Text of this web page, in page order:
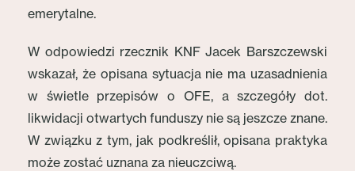
emerytalne.
W odpowiedzi rzecznik KNF Jacek Barszczewski
wskazał, że opisana sytuacja nie ma uzasadnienia
w świetle przepisów o OFE, a szczegóły dot.
likwidacji otwartych funduszy nie są jeszcze znane.
W związku z tym, jak podkreślił, opisana praktyka
może zostać uznana za nieuczciwą.